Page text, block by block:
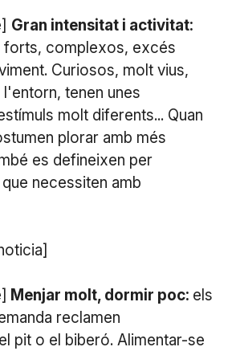
Gran intensitat i activitat:
forts, complexos, excés
Curiosos, molt vius,
tenen unes
molt diferents... Quan
plorar amb més
es defineixen per
necessiten amb
Menjar molt, dormir poc: els
reclamen
pit o el biberó. Alimentar-se